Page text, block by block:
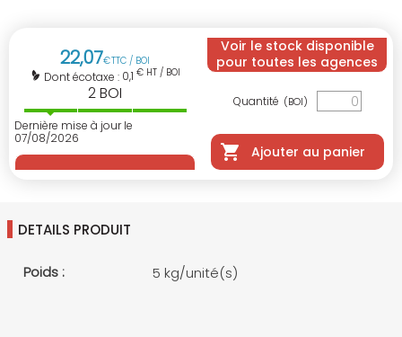
22,07€TTC / BOI
Dont écotaxe : 0,1 € HT / BOI
2BOI
Dernière mise à jour le
07/08/2026
Voir le stock disponible
pour toutes les agences
Quantité (BOI)
Ajouter au panier
DETAILS PRODUIT
Poids : 5 kg/unité(s)